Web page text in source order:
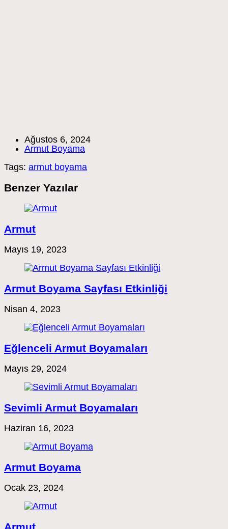
Post
published:
Ağustos 6, 2024
Post
Armut Boyama
Tags: armut boyama
Benzer Yazılar
Armut
Mayıs 19, 2023
Armut Boyama Sayfası Etkinliği
Nisan 4, 2023
Eğlenceli Armut Boyamaları
Mayıs 29, 2024
Sevimli Armut Boyamaları
Haziran 16, 2023
Armut Boyama
Ocak 23, 2024